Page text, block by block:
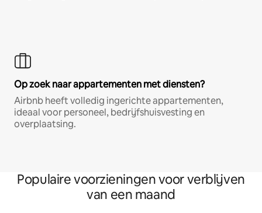
Op zoek naar appartementen met diensten?
Airbnb heeft volledig ingerichte appartementen,
ideaal voor personeel, bedrijfshuisvesting en
overplaatsing.
Populaire voorzieningen voor verblijven
van een maand